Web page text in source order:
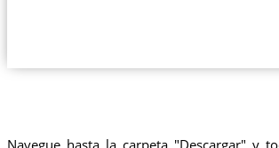
Navegue hasta la carpeta "Descargar" y